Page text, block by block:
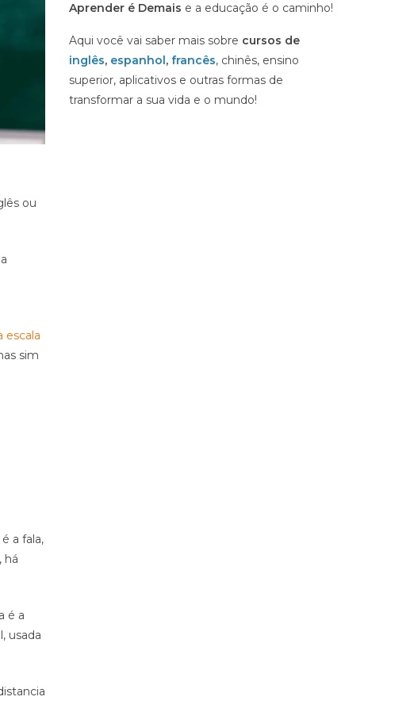
ou
escala
sim
a fala,
há
é a
usada
Aprender é Demais e a educação é o caminho!
Aqui você vai saber mais sobre cursos de
inglês, espanhol, francês, chinês, ensino
superior, aplicativos e outras formas de
transformar a sua vida e o mundo!